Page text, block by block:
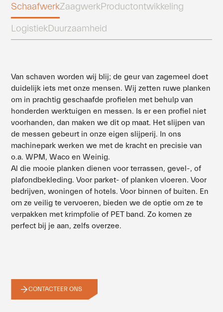
SchaafwerkZaagwerkProductontwikkeling
LogistiekDuurzaamheid
Van schaven worden wij blij; de geur van zagemeel doet
duidelijk iets met onze mensen. Wij zetten ruwe planken
om in prachtig geschaafde profielen met behulp van
honderden werktuigen en messen. Is er een profiel niet
voorhanden, dan maken we dit op maat. Het slijpen van
de messen gebeurt in onze eigen slijperij. In ons
machinepark werken we met de kracht en precisie van
o.a. WPM, Waco en Weinig.
Al die mooie planken dienen voor terrassen, gevel-, of
plafondbekleding. Voor parket- of planken vloeren. Voor
bedrijven, woningen of hotels. Voor binnen of buiten. En
om ze veilig te vervoeren, bieden we de optie om ze te
verpakken met krimpfolie of PET band. Zo komen ze
perfect bij je aan, zelfs overzee.
CONTACTEER ONS